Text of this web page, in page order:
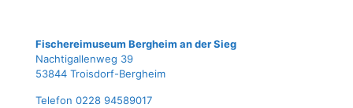
Fische­rei­mu­se­um Berg­heim an der Sieg
Nach­ti­gal­len­weg 39
53844 Troisdorf-Bergheim
Tele­fon 0228 94589017